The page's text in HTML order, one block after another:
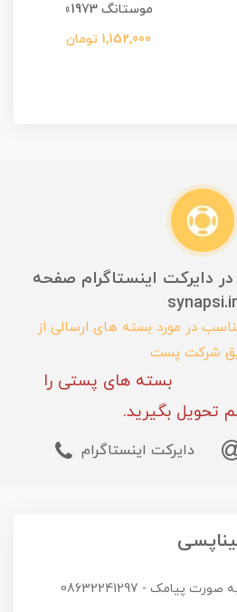
موستانگ 1973»
1,152,000 تومان
دایرکت اینستاگرام صفحه
synapsi.ir
در مورد بسته های ارسالی از
شرکت پست
بسته های پستی را
تحویل بگیرید.
دایرکت اینستاگرام